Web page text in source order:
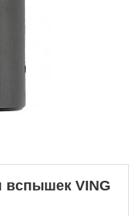
вспышек VING